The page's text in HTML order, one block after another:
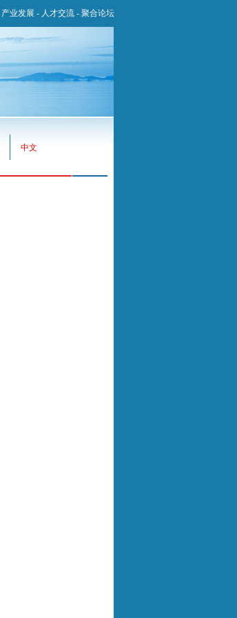
产业发展 - 人才交流 - 聚合论坛
中文